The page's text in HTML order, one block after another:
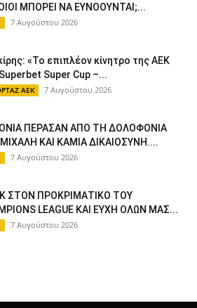
ΜΠΟΡΕΙ ΝΑ ΕΥΝΟΟΥΝΤΑΙ;...
7 Αυγούστου 2026
«Το επιπλέον κίνητρο της ΑΕΚ
Super Cup –...
ΑΕΚ 7 Αυγούστου 2026
ΠΕΡΑΣΑΝ ΑΠΟ ΤΗ ΔΟΛΟΦΟΝΙΑ
ΚΑΙ ΚΑΜΙΑ ΔΙΚΑΙΟΣΥΝΗ....
7 Αυγούστου 2026
ΣΤΟΝ ΠΡΟΚΡΙΜΑΤΙΚΟ ΤΟΥ
LEAGUE ΚΑΙ ΕΥΧΗ ΟΛΩΝ ΜΑΣ...
7 Αυγούστου 2026